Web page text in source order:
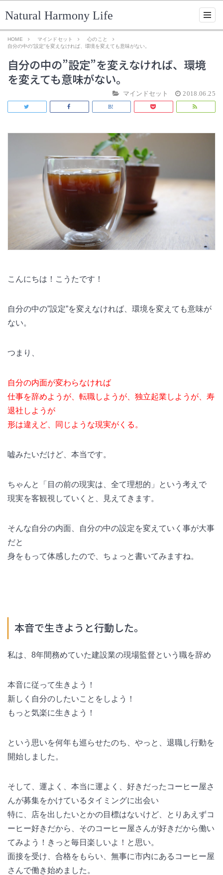
Natural Harmony Life
HOME マインドセット
心のこと
自分の中の”設定”を変えなければ、環境を変えても意味がない。
自分の中の”設定”を変えなければ、環境
を変えても意味がない。
マインドセット 2018.06.25
こんにちは！こうたです！
自分の中の”設定”を変えなければ、環境を変えても意味が
ない。
つまり、
自分の内面が変わらなければ
仕事を辞めようが、転職しようが、独立起業しようが、寿
退社しようが
形は違えど、同じような現実がくる。
嘘みたいだけど、本当です。
ちゃんと「目の前の現実は、全て理想的」という考えで
現実を客観視していくと、見えてきます。
そんな自分の内面、自分の中の設定を変えていく事が大事
だと
身をもって体感したので、ちょっと書いてみますね。
本音で生きようと行動した。
私は、8年間務めていた建設業の現場監督という職を辞め
本音に従って生きよう！
新しく自分のしたいことをしよう！
もっと気楽に生きよう！
という思いを何年も巡らせたのち、やっと、退職し行動を
開始しました。
そして、運よく、本当に運よく、好きだったコーヒー屋さ
んが募集をかけているタイミングに出会い
特に、店を出したいとかの目標はないけど、とりあえずコ
ーヒー好きだから、そのコーヒー屋さんが好きだから働い
てみよう！きっと毎日楽しいよ！と思い。
面接を受け、合格をもらい、無事に市内にあるコーヒー屋
さんで働き始めました。